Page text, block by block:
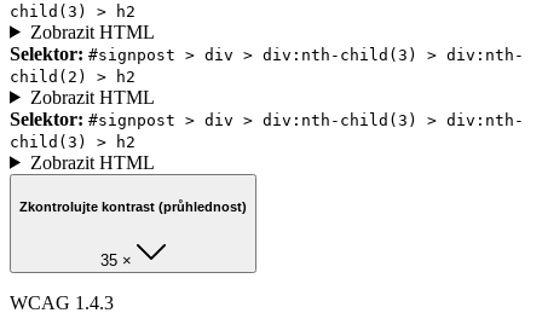
child(3) > h2
Zobrazit HTML
Selektor: #signpost > div > div:nth-child(3) > div:nth-
child(2) > h2
Zobrazit HTML
Selektor: #signpost > div > div:nth-child(3) > div:nth-
child(3) > h2
Zobrazit HTML
Zkontrolujte kontrast (průhlednost)
35 ×
WCAG 1.4.3